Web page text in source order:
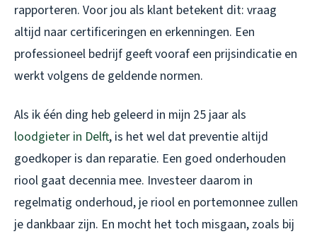
rapporteren. Voor jou als klant betekent dit: vraag
altijd naar certificeringen en erkenningen. Een
professioneel bedrijf geeft vooraf een prijsindicatie en
werkt volgens de geldende normen.
Als ik één ding heb geleerd in mijn 25 jaar als
loodgieter in Delft, is het wel dat preventie altijd
goedkoper is dan reparatie. Een goed onderhouden
riool gaat decennia mee. Investeer daarom in
regelmatig onderhoud, je riool en portemonnee zullen
je dankbaar zijn. En mocht het toch misgaan, zoals bij